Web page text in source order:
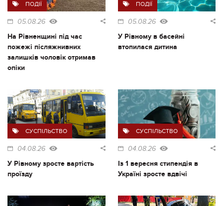
ПОДІЇ
05.08.26
На Рівненщині під час
пожежі післяжнивних
залишків чоловік отримав
опіки
ПОДІЇ
05.08.26
У Рівному в басейні
втопилася дитина
СУСПІЛЬСТВО
04.08.26
У Рівному зросте вартість
проїзду
СУСПІЛЬСТВО
04.08.26
Із 1 вересня стипендія в
Україні зросте вдвічі